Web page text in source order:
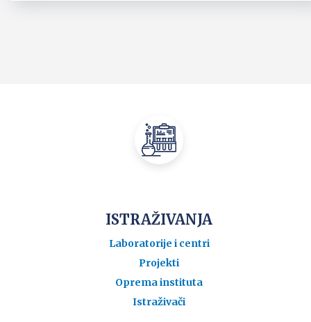
ISTRAŽIVANJA
Laboratorije i centri
Projekti
Oprema instituta
Istraživači